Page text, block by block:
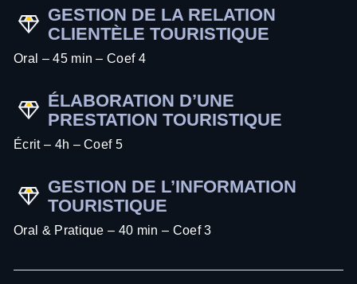
GESTION DE LA RELATION
CLIENTÈLE TOURISTIQUE
Oral – 45 min – Coef 4
ÉLABORATION D’UNE
PRESTATION TOURISTIQUE
Écrit – 4h – Coef 5
GESTION DE L’INFORMATION
TOURISTIQUE
Oral & Pratique – 40 min – Coef 3